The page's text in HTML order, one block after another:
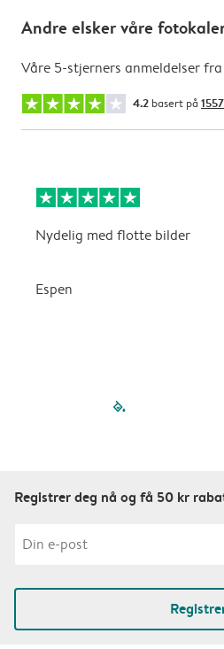
Andre elsker våre
Våre 5-stjerners anmeldelser
4.2 basert på
Nydelig med flotte bilder
Espen
filled-
Registrer deg nå og få 50 kr